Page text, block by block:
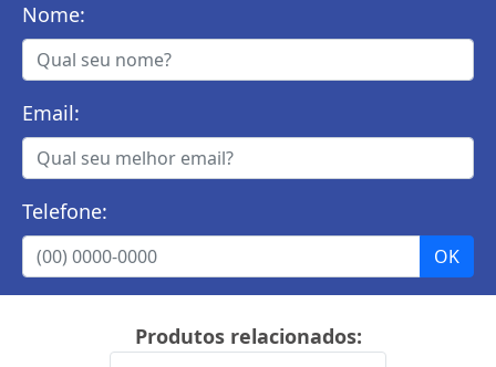
Nome:
Email:
Telefone:
Produtos relacionados: